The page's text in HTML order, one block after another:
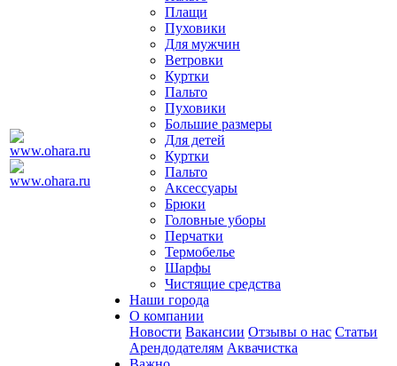
Плащи
Пуховики
Для мужчин
Ветровки
Куртки
Пальто
Пуховики
Большие размеры
Для детей
Куртки
Пальто
Аксессуары
Брюки
Головные уборы
Перчатки
Термобелье
Шарфы
Чистящие средства
Наши города
О компании
Новости Вакансии Отзывы о нас Статьи
Арендодателям Аквачистка